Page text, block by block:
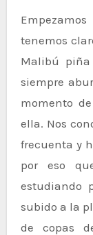
tenemos
Malibú
siempre
momento
ella. Nos
frecuenta y
por eso
estudiando
subido a la
de copas